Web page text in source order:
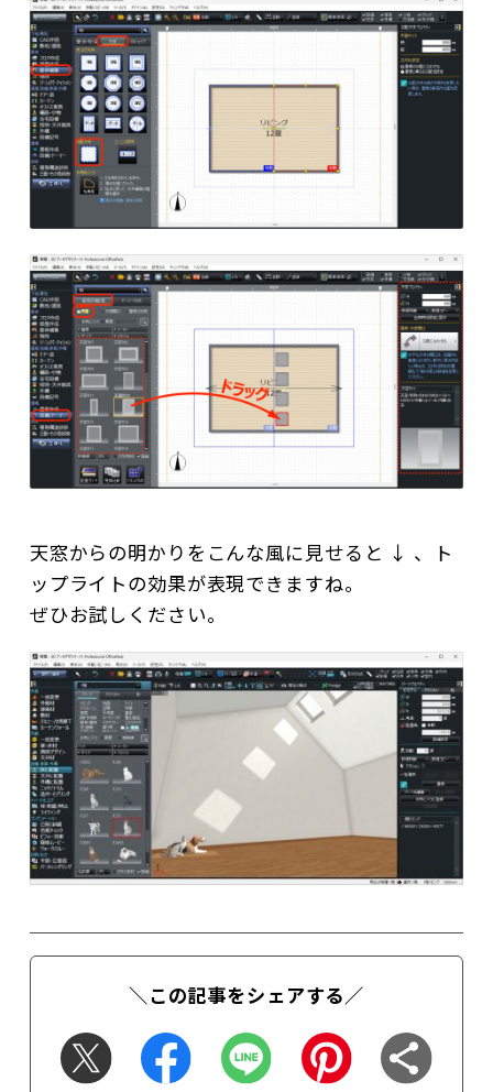
天窓からの明かりをこんな風に見せると ↓ 、ト
ップライトの効果が表現できますね。
ぜひお試しください。
＼この記事をシェアする／